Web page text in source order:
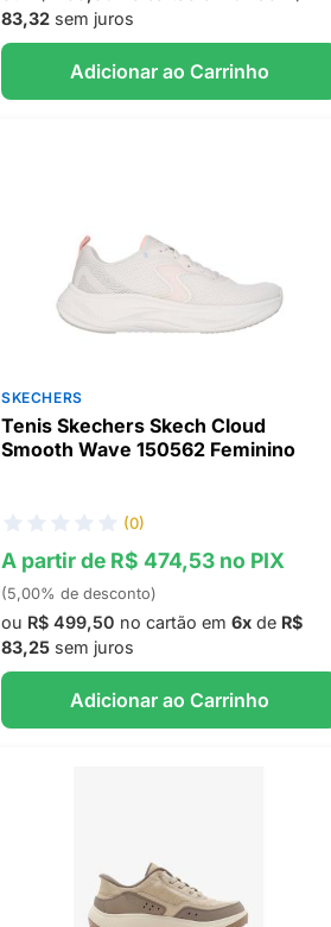
83,32sem juros
Adicionar ao Carrinho
SKECHERS
Tenis Skechers Skech Cloud
Smooth Wave 150562 Feminino
(0)
A partir de R$ 474,53 no PIX
(5,00% de desconto)
ou R$ 499,50 no cartão em 6xde R$
83,25sem juros
Adicionar ao Carrinho